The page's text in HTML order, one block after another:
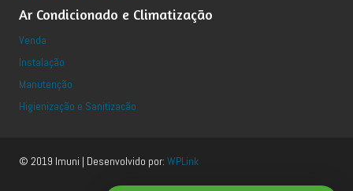
Ar Condicionado e Climatização
Venda
Instalação
Manutenção
Higienização e Sanitizacão
© 2019 Imuni | Desenvolvido por: WPLink